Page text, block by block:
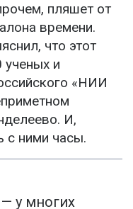
пляшет от
времени.
что этот
и
«НИИ
И,
с ними часы.
у многих